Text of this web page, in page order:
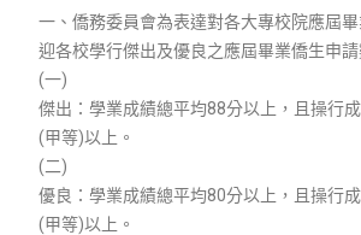
一、僑務委員會為表達對各大專校院應屆
迎各校學行傑出及優良之應屆畢業僑生申請
(一)
傑出：學業成績總平均88分以上，且操行
(甲等)以上。
(二)
優良：學業成績總平均80分以上，且操行
(甲等)以上。